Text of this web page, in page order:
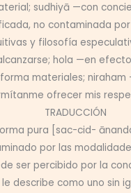
sudhiyā —con
no contaminada
y filosofía
hola —en
materiales;
ofrecer mis
TRADUCCIÓN
pura [sac-cid-
por las
ser percibido por la
describe como uno sin